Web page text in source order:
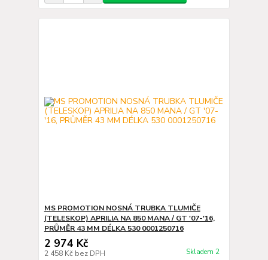
MS PROMOTION NOSNÁ TRUBKA TLUMIČE
(TELESKOP) APRILIA NA 850 MANA / GT '07-'16,
PRŮMĚR 43 MM DÉLKA 530 0001250716
2 974 Kč
2 458 Kč bez DPH Skladem 2